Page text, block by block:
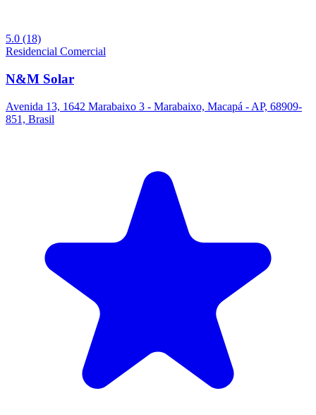
5.0 (18)
Residencial Comercial
N&M Solar
Avenida 13, 1642 Marabaixo 3 - Marabaixo, Macapá - AP, 68909-
851, Brasil